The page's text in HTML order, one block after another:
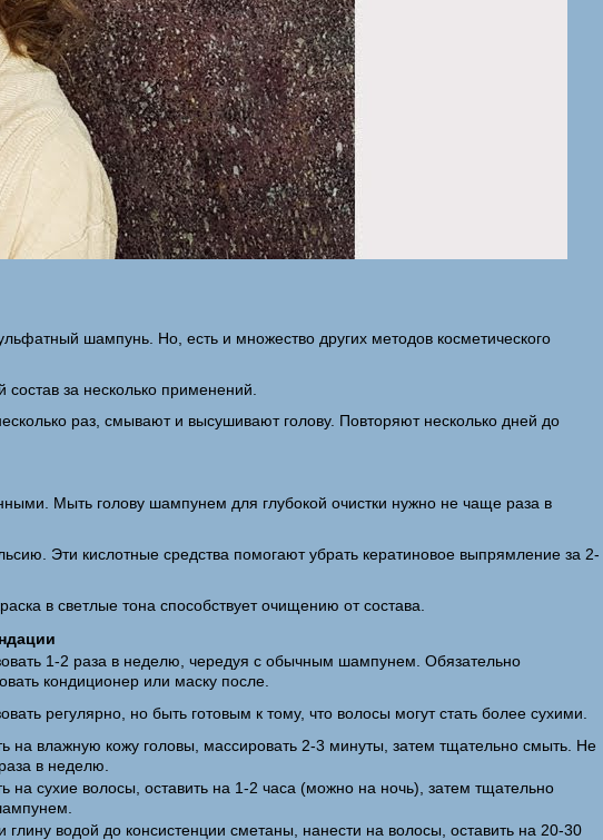
шампунь. Но, есть и множество других методов косметического
за несколько применений.
раз, смывают и высушивают голову. Повторяют несколько дней до
Мыть голову шампунем для глубокой очистки нужно не чаще раза в
Эти кислотные средства помогают убрать кератиновое выпрямление за 2-
в светлые тона способствует очищению от состава.
1-2 раза в неделю, чередуя с обычным шампунем. Обязательно
кондиционер или маску после.
регулярно, но быть готовым к тому, что волосы могут стать более сухими.
на влажную кожу головы, массировать 2-3 минуты, затем тщательно смыть. Не
в неделю.
на сухие волосы, оставить на 1-2 часа (можно на ночь), затем тщательно
глину водой до консистенции сметаны, нанести на волосы, оставить на 20-30